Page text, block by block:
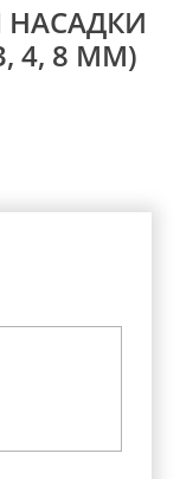
НАСАДКИ
4, 8 ММ)